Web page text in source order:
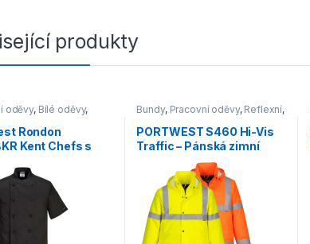
produkty
oděvy, Bílé oděvy,
Rondon
Kent Chefs s
Bundy, Pracovní oděvy, Reflexní,
Vesty a bundy
Výprodej
PORTWEST S460 Hi-Vis
Traffic – Pánská zimní
bunda – reflexní